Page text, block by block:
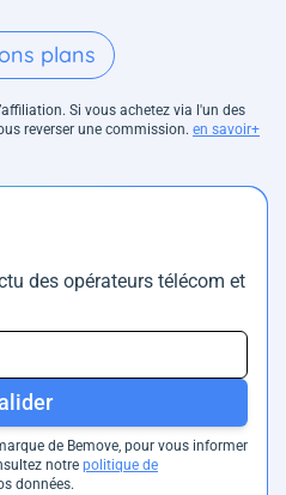
plans
Si vous achetez via l'un des
reverser une commission. en savoir+
des opérateurs télécom et
de Bemove, pour vous informer
notre politique de
données.